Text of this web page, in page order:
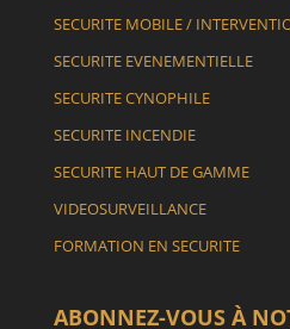
SECURITE MOBILE /
SECURITE EVENEMENTIELLE
SECURITE CYNOPHILE
SECURITE INCENDIE
SECURITE HAUT DE GAMME
VIDEOSURVEILLANCE
FORMATION EN SECURITE
ABONNEZ-VOUS À